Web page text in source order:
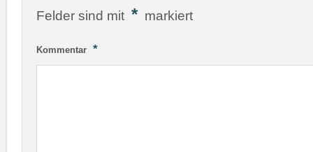
Felder sind mit * markiert
Kommentar *